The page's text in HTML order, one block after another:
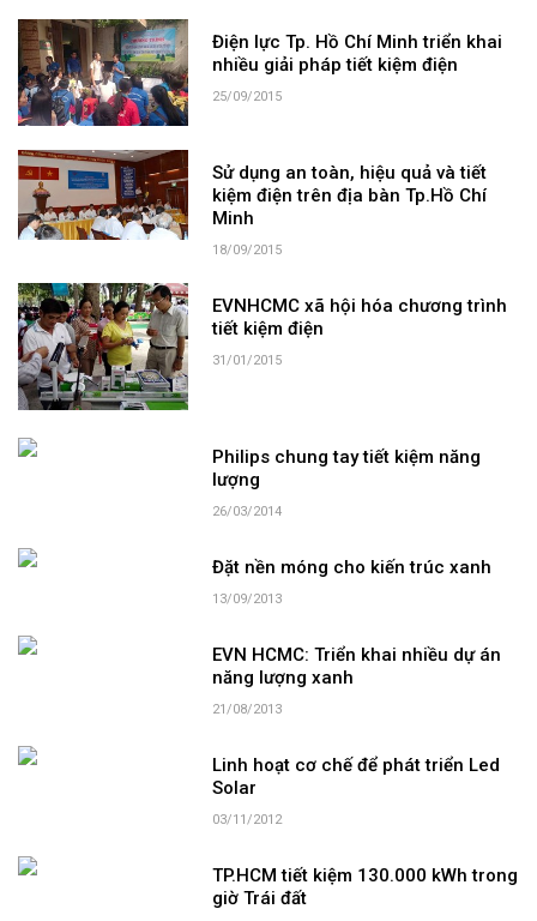
Điện lực Tp. Hồ Chí Minh triển khai
nhiều giải pháp tiết kiệm điện
25/09/2015
Sử dụng an toàn, hiệu quả và tiết
kiệm điện trên địa bàn Tp.Hồ Chí
Minh
18/09/2015
EVNHCMC xã hội hóa chương trình
tiết kiệm điện
31/01/2015
Philips chung tay tiết kiệm năng
lượng
26/03/2014
Đặt nền móng cho kiến trúc xanh
13/09/2013
EVN HCMC: Triển khai nhiều dự án
năng lượng xanh
21/08/2013
Linh hoạt cơ chế để phát triển Led
Solar
03/11/2012
TP.HCM tiết kiệm 130.000 kWh trong
giờ Trái đất